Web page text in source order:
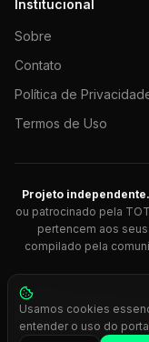
Institucional
Sobre
Contato
Política de
Termos de Uso
Projeto independente.
ou patrocinado pela
pertencem aos
compilado pela
© 2026 Dicionário
Protheus.
Usamos cookies
entender o uso do